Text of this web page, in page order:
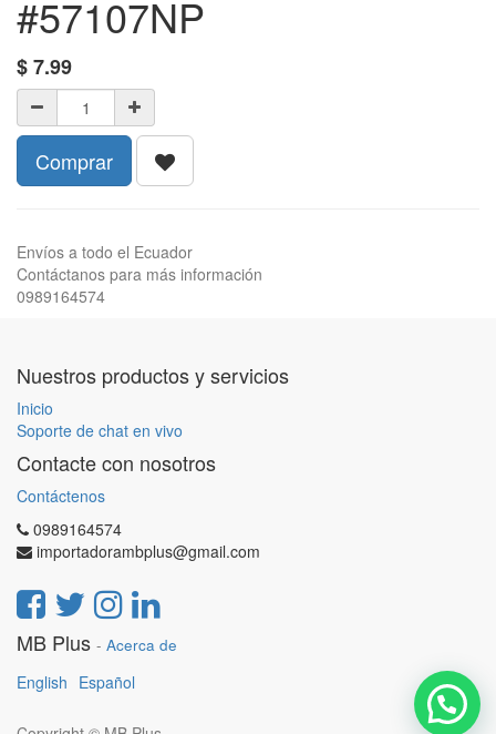
#57107NP
$7.99
Comprar
Envíos a todo el Ecuador
Contáctanos para más información
0989164574
Nuestros productos y servicios
Inicio
Soporte de chat en vivo
Contacte con nosotros
Contáctenos
0989164574
importadorambplus@gmail.com
MB Plus - Acerca de
English Español